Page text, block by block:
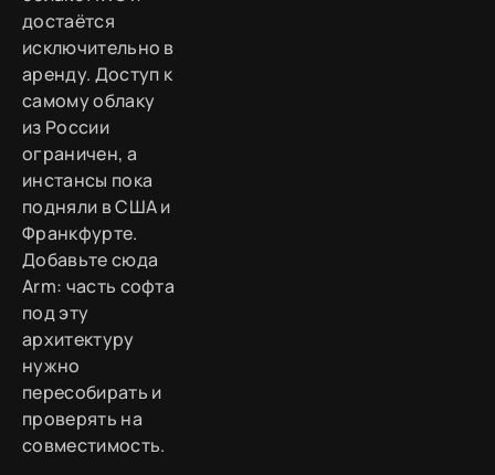
достаётся
исключительно в
аренду. Доступ к
самому облаку
из России
ограничен, а
инстансы пока
подняли в США и
Франкфурте.
Добавьте сюда
Arm: часть софта
под эту
архитектуру
нужно
пересобирать и
проверять на
совместимость.